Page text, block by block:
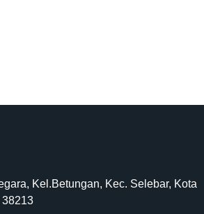
Kel.Betungan, Kec. Selebar, Kota
38213